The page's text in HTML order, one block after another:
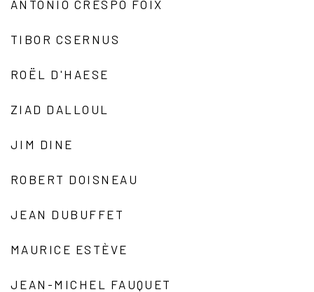
ANTONIO CRESPO FOIX
TIBOR CSERNUS
ROËL D'HAESE
ZIAD DALLOUL
JIM DINE
ROBERT DOISNEAU
JEAN DUBUFFET
MAURICE ESTÈVE
JEAN-MICHEL FAUQUET